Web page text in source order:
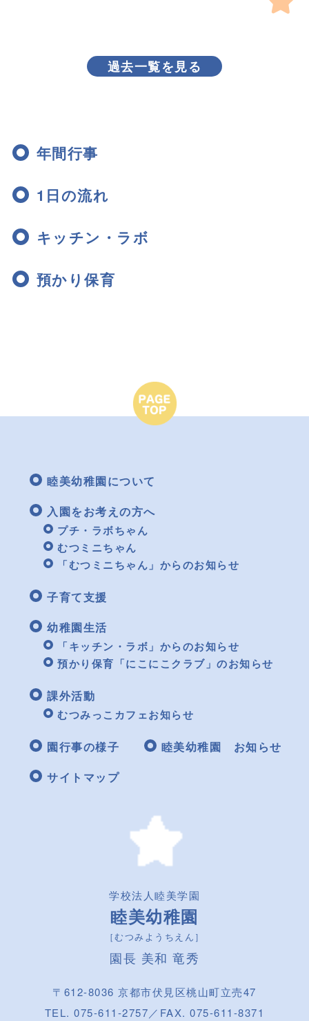
過去一覧を見る
年間行事
1日の流れ
キッチン・ラボ
預かり保育
睦美幼稚園について
入園をお考えの方へ
プチ・ラボちゃん
むつミニちゃん
「むつミニちゃん」からのお知らせ
子育て支援
幼稚園生活
「キッチン・ラボ」からのお知らせ
預かり保育「にこにこクラブ」のお知らせ
課外活動
むつみっこカフェお知らせ
園行事の様子
睦美幼稚園 お知らせ
サイトマップ
学校法人睦美学園
睦美幼稚園
［むつみようちえん］
園長 美和 竜秀
〒612-8036 京都市伏見区桃山町立売47
TEL. 075-611-2757／FAX. 075-611-8371